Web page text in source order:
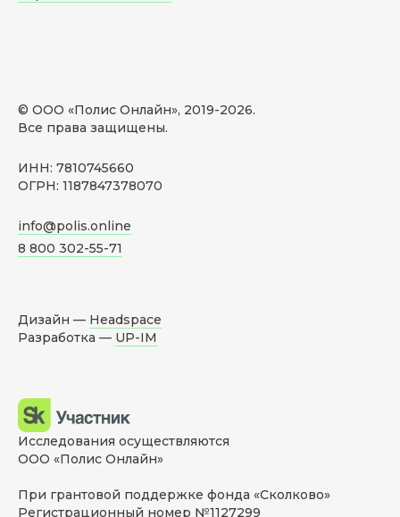
© ООО «Полис Онлайн», 2019-2026.
Все права защищены.
ИНН: 7810745660
ОГРН: 1187847378070
info@polis.online
8 800 302-55-71
Дизайн — Headspace
Разработка — UP-IM
Исследования осуществляются
ООО «Полис Онлайн»
При грантовой поддержке фонда «Сколково»
Регистрационный номер №1127299